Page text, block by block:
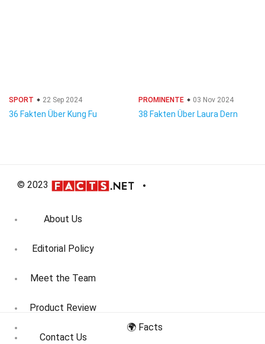
SPORT 22 Sep 2024
36 Fakten Über Kung Fu
PROMINENTE 03 Nov 2024
38 Fakten Über Laura Dern
© 2023
About Us
Editorial Policy
Meet the Team
Product Review
Contact Us
🌍 Facts